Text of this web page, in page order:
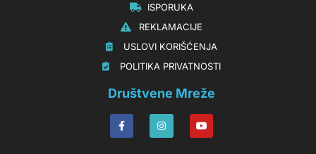
‏‏‎‏‏‎ ‎ISPORUKA
‏‏‏‏‎ ‎‎‎‎‎‎REKLAMACIJE‎‎‎
‏‏‎‏‏‎ ‎‎USLOVI KORIŠĆENJA
‏‏‏‎ ‎‎POLITIKA PRIVATNOSTI
Društvene Mreže